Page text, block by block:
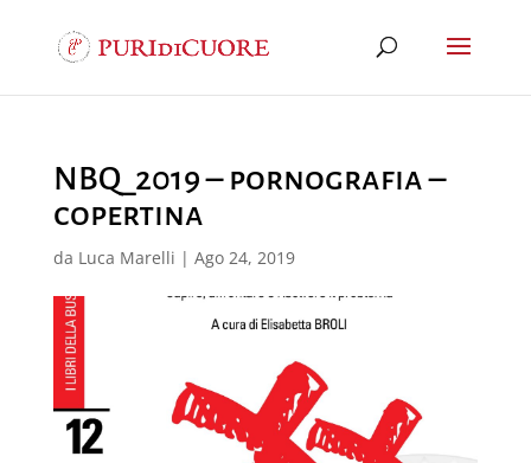
NBQ_2019 – pornografia –
copertina
da Luca Marelli | Ago 24, 2019